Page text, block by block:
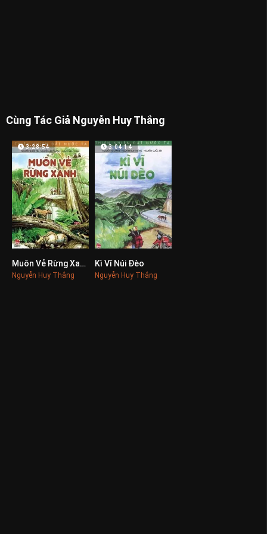
Cùng Tác Giả Nguyễn Huy Thắng
0
3:28:54
Muôn Vẻ Rừng Xanh
Nguyễn Huy Thắng
3:04:14
Kì Vĩ Núi Đèo
Nguyễn Huy Thắng